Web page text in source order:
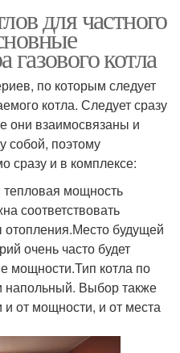
для частного
котла
по которым следует
котла. Следует сразу
они взаимосвязаны и
собой, поэтому
сразу и в комплексе:
мощность
соответствовать
отопления.Место будущей
очень часто будет
мощности.Тип котла по
напольный. Выбор также
от мощности, и от места